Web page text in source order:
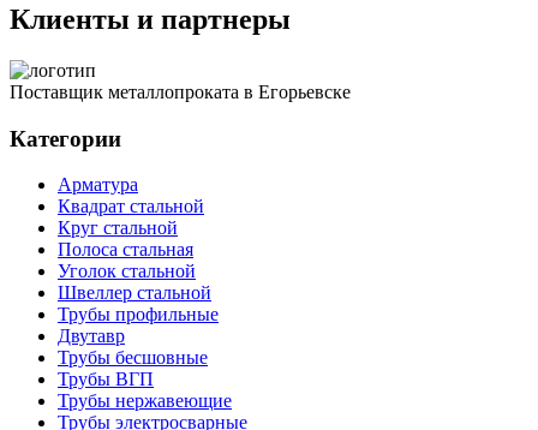
Клиенты и партнеры
Поставщик металлопроката в Егорьевске
Категории
Арматура
Квадрат стальной
Круг стальной
Полоса стальная
Уголок стальной
Швеллер стальной
Трубы профильные
Двутавр
Трубы бесшовные
Трубы ВГП
Трубы нержавеющие
Трубы электросварные